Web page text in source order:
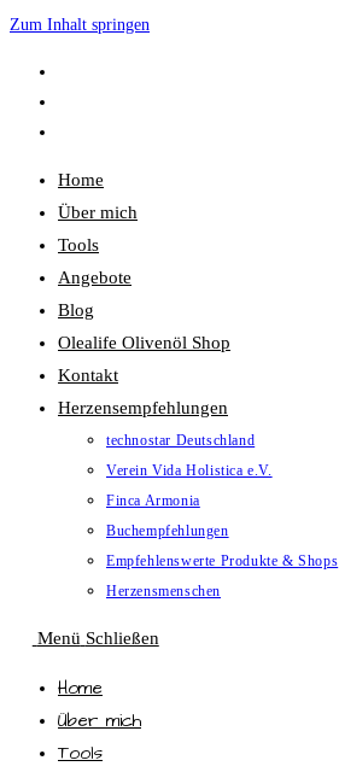
Zum Inhalt springen
Home
Über mich
Tools
Angebote
Blog
Olealife Olivenöl Shop
Kontakt
Herzensempfehlungen
technostar Deutschland
Verein Vida Holistica e.V.
Finca Armonia
Buchempfehlungen
Empfehlenswerte Produkte & Shops
Herzensmenschen
Menü Schließen
Home
Über mich
Tools